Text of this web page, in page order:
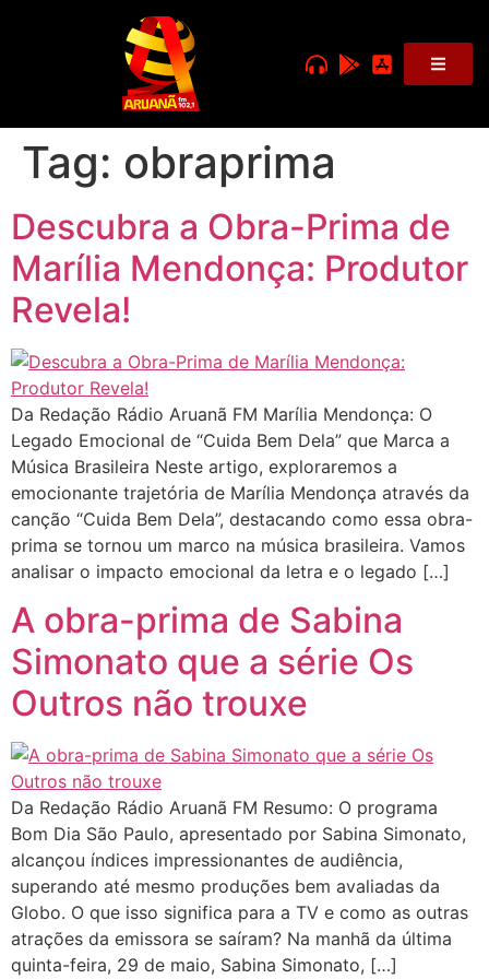
Tag: obraprima
Descubra a Obra-Prima de
Marília Mendonça: Produtor
Revela!
Da Redação Rádio Aruanã FM Marília Mendonça: O
Legado Emocional de “Cuida Bem Dela” que Marca a
Música Brasileira Neste artigo, exploraremos a
emocionante trajetória de Marília Mendonça através da
canção “Cuida Bem Dela”, destacando como essa obra-
prima se tornou um marco na música brasileira. Vamos
analisar o impacto emocional da letra e o legado […]
A obra-prima de Sabina
Simonato que a série Os
Outros não trouxe
Da Redação Rádio Aruanã FM Resumo: O programa
Bom Dia São Paulo, apresentado por Sabina Simonato,
alcançou índices impressionantes de audiência,
superando até mesmo produções bem avaliadas da
Globo. O que isso significa para a TV e como as outras
atrações da emissora se saíram? Na manhã da última
quinta-feira, 29 de maio, Sabina Simonato, […]